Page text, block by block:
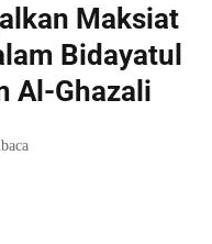
Maksiat
Bidayatul
Al-Ghazali